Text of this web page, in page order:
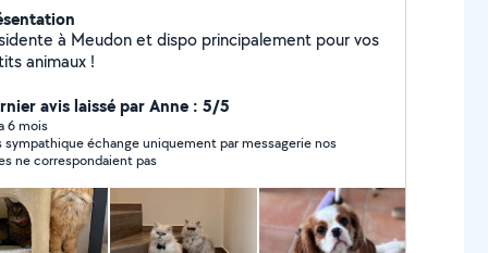
à Meudon et dispo principalement pour vos
animaux !
avis laissé par Anne : 5/5
6 mois
échange uniquement par messagerie nos
ne correspondaient pas